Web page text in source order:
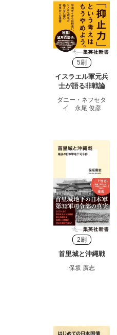
5刷
イスラエル軍元兵
士が語る非戦論
ダニー・ネフセタ
イ 永尾 俊彦
2刷
首里城と沖縄戦
保坂 廣志